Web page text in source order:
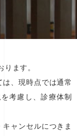
ます。
、現時点では通常
考慮し、診療体制
ャンセルにつきま